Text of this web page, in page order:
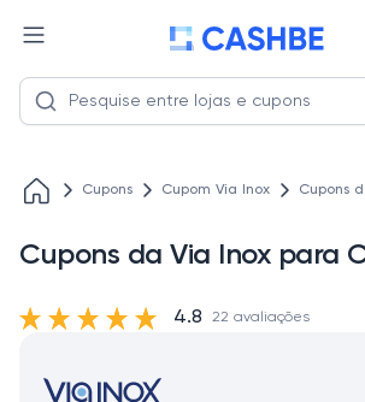
Cupons Cupom Via Inox Cupons
Cupons da Via Inox para
4.8 22 avaliações